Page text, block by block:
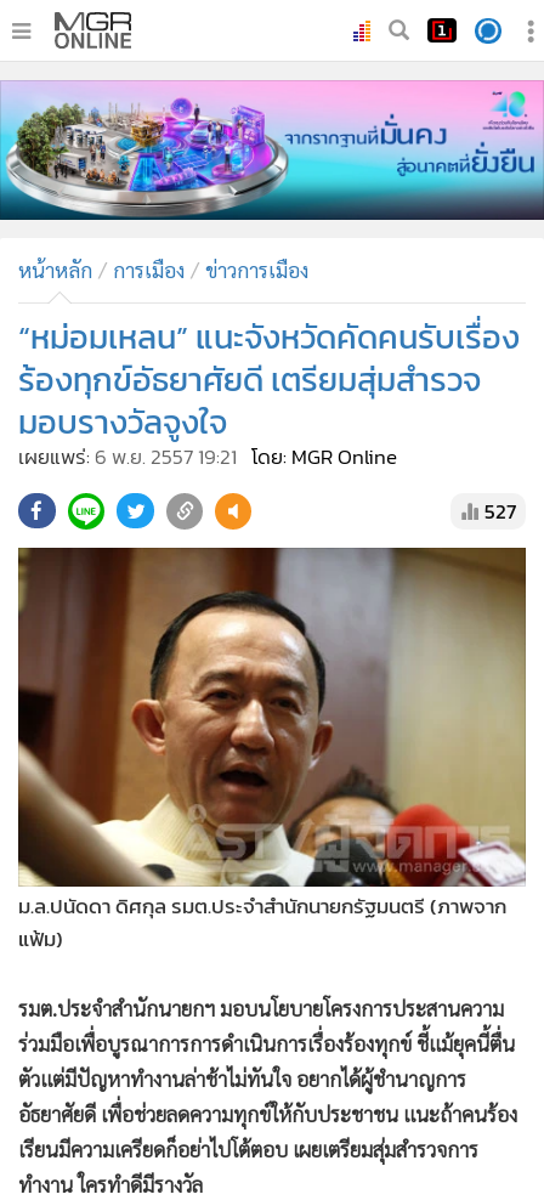
• ทันเหตุการณ์
• ภาคใต้
• ภูมิภาค
• บันเทิง
ผู้จัดการรายวัน
คอลัมนิสต์
• ละคร
• CbizReview
• Cyber BIZ
• ผู้จัดกวน
• Good health & Well-being
•
•
Management & HR
• Infographic
•
• ท่องเที่ยว
• กีฬา
ต่างประเทศ
• Special Scoop
• เศรษฐกิจ-ธุรกิจ
ชุมชน-คุณภาพชีวิต
• อาชญากรรม
• Motoring
• เกม
• วิทยาศาสตร์
• SMEs
หน้าหลัก การเมือง ข่าวการเมือง
“หม่อมเหลน” แนะจังหวัดคัดคนรับเรื่อง
ร้องทุกข์อัธยาศัยดี เตรียมสุ่มสำรวจ
มอบรางวัลจูงใจ
เผยแพร่:6 พ.ย. 2557 19:21 โดย: MGR Online
527
ม.ล.ปนัดดา ดิศกุล รมต.ประจำสำนักนายกรัฐมนตรี (ภาพจาก
แฟ้ม)
รมต.ประจำสำนักนายกฯ มอบนโยบายโครงการประสานความ
ร่วมมือเพื่อบูรณาการการดำเนินการเรื่องร้องทุกข์ ชี้แม้ยุคนี้ตื่น
ตัวแต่มีปัญหาทำงานล่าช้าไม่ทันใจ อยากได้ผู้ชำนาญการ
อัธยาศัยดี เพื่อช่วยลดความทุกข์ให้กับประชาชน แนะถ้าคนร้อง
เรียนมีความเครียดก็อย่าไปโต้ตอบ เผยเตรียมสุ่มสำรวจการ
ทำงาน ใครทำดีมีรางวัล